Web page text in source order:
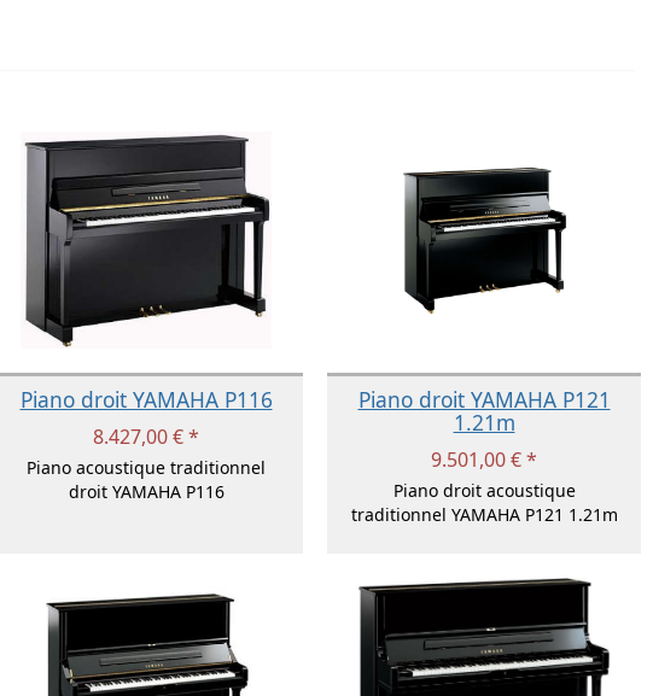
Piano droit YAMAHA P116
8.427,00 € *
Piano acoustique traditionnel
droit YAMAHA P116
Piano droit YAMAHA P121
1.21m
9.501,00 € *
Piano droit acoustique
traditionnel YAMAHA P121 1.21m